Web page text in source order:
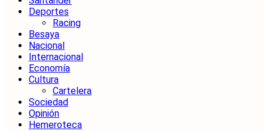
Deportes
Racing
Besaya
Nacional
Internacional
Economía
Cultura
Cartelera
Sociedad
Opinión
Hemeroteca